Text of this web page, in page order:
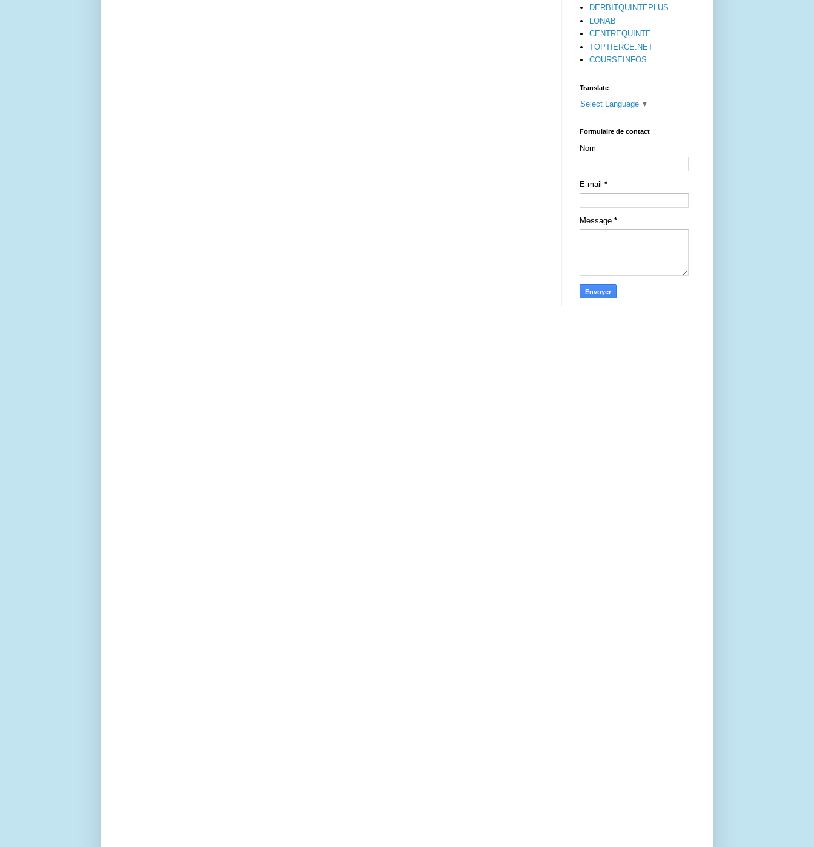
DERBITQUINTEPLUS
LONAB
CENTREQUINTE
TOPTIERCE.NET
COURSEINFOS
Translate
Select Language ▼
Formulaire de contact
Nom
E-mail *
Message *